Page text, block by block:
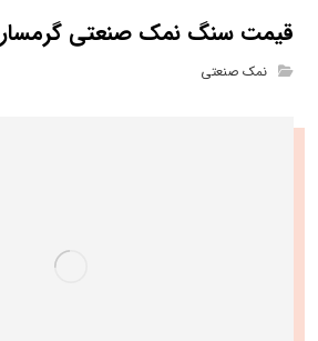
قیمت سنگ نمک صنعتی گرمسار
نمک صنعتی